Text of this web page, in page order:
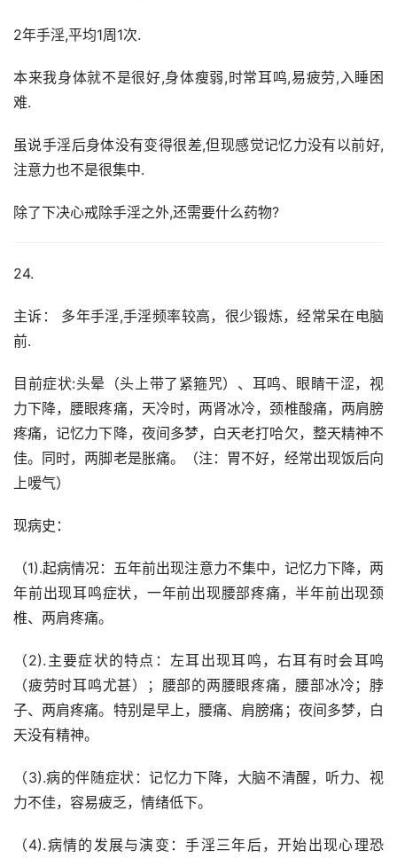
2年手淫,平均1周1次.
本来我身体就不是很好,身体瘦弱,时常耳鸣,易疲劳,入睡困
难.
虽说手淫后身体没有变得很差,但现感觉记忆力没有以前好,
注意力也不是很集中.
除了下决心戒除手淫之外,还需要什么药物?
24.
主诉： 多年手淫,手淫频率较高，很少锻炼，经常呆在电脑
前.
目前症状:头晕（头上带了紧箍咒）、耳鸣、眼睛干涩，视
力下降，腰眼疼痛，天冷时，两肾冰冷，颈椎酸痛，两肩膀
疼痛，记忆力下降，夜间多梦，白天老打哈欠，整天精神不
佳。同时，两脚老是胀痛。（注：胃不好，经常出现饭后向
上嗳气）
现病史：
（1).起病情况：五年前出现注意力不集中，记忆力下降，两
年前出现耳鸣症状，一年前出现腰部疼痛，半年前出现颈
椎、两肩疼痛。
（2).主要症状的特点：左耳出现耳鸣，右耳有时会耳鸣
（疲劳时耳鸣尤甚）；腰部的两腰眼疼痛，腰部冰冷；脖
子、两肩疼痛。特别是早上，腰痛、肩膀痛；夜间多梦，白
天没有精神。
（3).病的伴随症状：记忆力下降，大脑不清醒，听力、视
力不佳，容易疲乏，情绪低下。
（4).病情的发展与演变：手淫三年后，开始出现心理恐